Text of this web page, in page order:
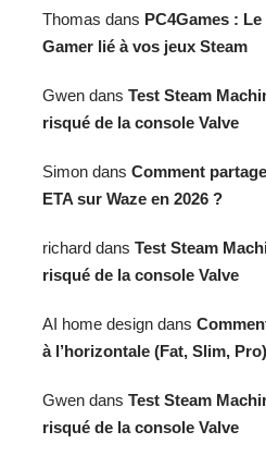
Thomas dans PC4Games :
Gamer lié à vos jeux Steam
Gwen dans Test Steam
risqué de la console Valve
Simon dans Comment
ETA sur Waze en 2026 ?
richard dans Test Steam
risqué de la console Valve
AI home design dans
à l’horizontale (Fat, Slim, Pro)
Gwen dans Test Steam
risqué de la console Valve